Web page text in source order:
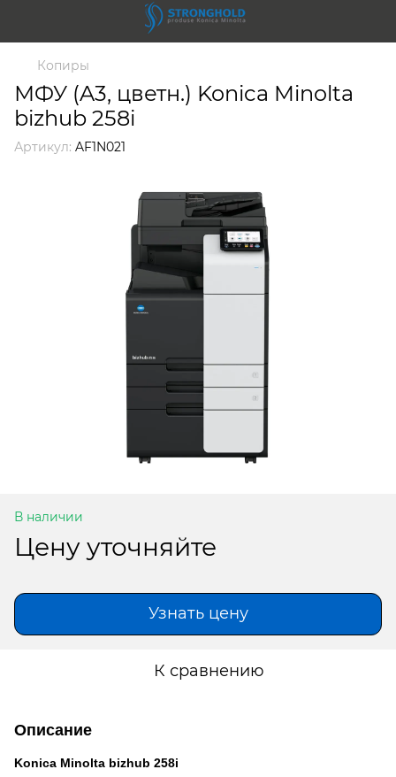
Копиры
МФУ (A3, цветн.) Konica Minolta
bizhub 258i
Артикул: AF1N021
В наличии
Цену уточняйте
Узнать цену
К сравнению
Описание
Konica Minolta bizhub 258i